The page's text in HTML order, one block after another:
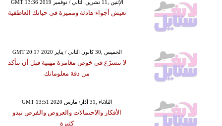
GMT 13:36 2019 الإثنين ,11 تشرين الثاني / نوفمبر
تعيش أجواء هادئة ومميزة في حياتك العاطفية
GMT 20:17 2020 الخميس ,30 كانون الثاني / يناير
لا تتسرّع في خوض مغامرة مهنية قبل أن تتأكد
من دقة معلوماتك
GMT 13:51 2020 الثلاثاء ,31 آذار/ مارس
الأفكار والاحتمالات والعروض والفرص تبدو
كثيرة